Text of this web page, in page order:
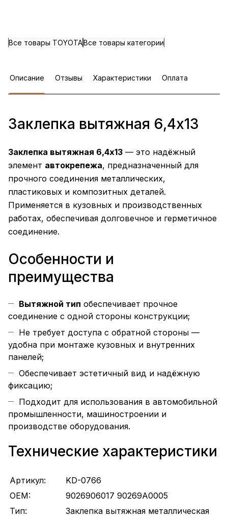
Все товары TOYOTAВсе товары категории
Описание Отзывы Характеристики Оплата
Заклепка вытяжная 6,4х13
Заклепка вытяжная 6,4х13 — это надёжный
элемент автокрепежа, предназначенный для
прочного соединения металлических,
пластиковых и композитных деталей.
Применяется в кузовных и производственных
работах, обеспечивая долговечное и герметичное
соединение.
Особенности и
преимущества
Вытяжной тип обеспечивает прочное
соединение с одной стороны конструкции;
Не требует доступа с обратной стороны —
удобна при монтаже кузовных и внутренних
панелей;
Обеспечивает эстетичный вид и надёжную
фиксацию;
Подходит для использования в автомобильной
промышленности, машиностроении и
производстве оборудования.
Технические характеристики
Артикул:
KD-0766
OEM:
9026906017 90269A0005
Тип:
Заклепка вытяжная металлическая